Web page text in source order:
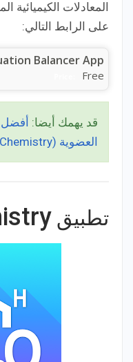
المعادلات الكيميائية
على الرابط التالي:
Balancer App
Free
قد يهمك أيضا:
العضوية (Organic Chemistry) مجانًا!
تطبيق